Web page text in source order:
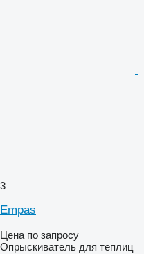
3
Empas
Цена по запросу
Опрыскиватель для теплиц